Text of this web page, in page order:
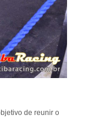
de reunir o